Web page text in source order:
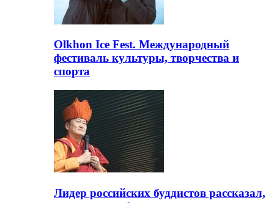
Olkhon Ice Fest. Международный
фестиваль культуры, творчества и
спорта
Лидер российских буддистов рассказал,